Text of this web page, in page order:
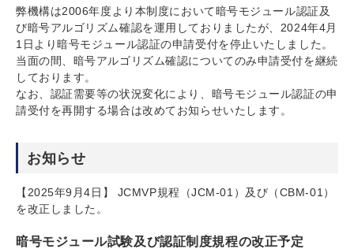
弊機構は2006年度より本制度において暗号モジュール認証及
び暗号アルゴリズム確認を運用しておりましたが、2024年4月
1日より暗号モジュール認証の申請受付を停止いたしました。
当面の間、暗号アルゴリズム確認についてのみ申請受付を継続
しております。
なお、認証需要等の状況変化により、暗号モジュール認証の申
請受付を再開する場合は改めてお知らせいたします。
お知らせ
【2025年9月4日】 JCMVP規程（JCM-01）及び（CBM-01）
を改正しました。
暗号モジュール試験及び認証制度規程の改正予定